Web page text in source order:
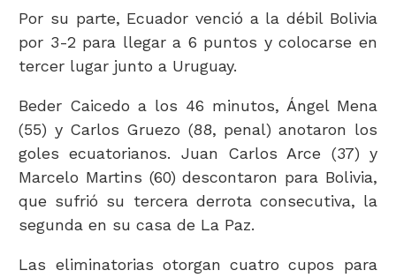
Por su parte, Ecuador venció a la débil Bolivia
por 3-2 para llegar a 6 puntos y colocarse en
tercer lugar junto a Uruguay.
Beder Caicedo a los 46 minutos, Ángel Mena
(55) y Carlos Gruezo (88, penal) anotaron los
goles ecuatorianos. Juan Carlos Arce (37) y
Marcelo Martins (60) descontaron para Bolivia,
que sufrió su tercera derrota consecutiva, la
segunda en su casa de La Paz.
Las eliminatorias otorgan cuatro cupos para